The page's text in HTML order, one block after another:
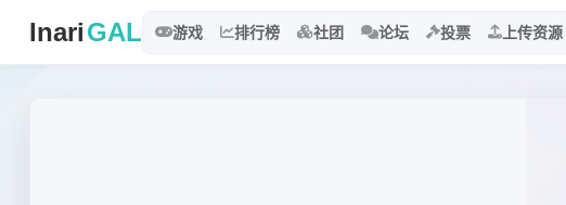
InariGAL 游戏 排行榜 社团 论坛 投票 上传资源